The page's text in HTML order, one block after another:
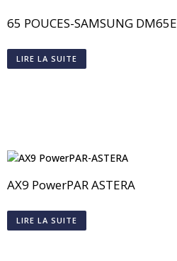
65 POUCES-SAMSUNG DM65E
LIRE LA SUITE
AX9 PowerPAR ASTERA
LIRE LA SUITE